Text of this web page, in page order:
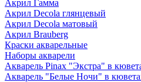
Акрил Гамма
Акрил Decola глянцевый
Акрил Decola матовый
Акрил Brauberg
Краски акварельные
Наборы акварели
Акварель Pinax "Экстра" в
Акварель "Белые Ночи" в